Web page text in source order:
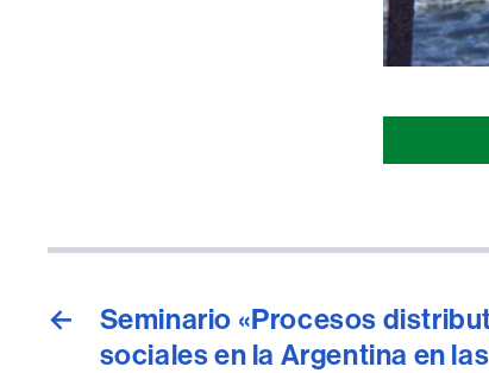
esta
←
Seminario «Procesos
sociales en la Argentina en